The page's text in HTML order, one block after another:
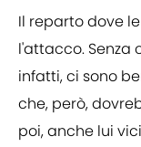
Il reparto dove
l'attacco. Senza
infatti, ci sono
che, però,
poi, anche lui